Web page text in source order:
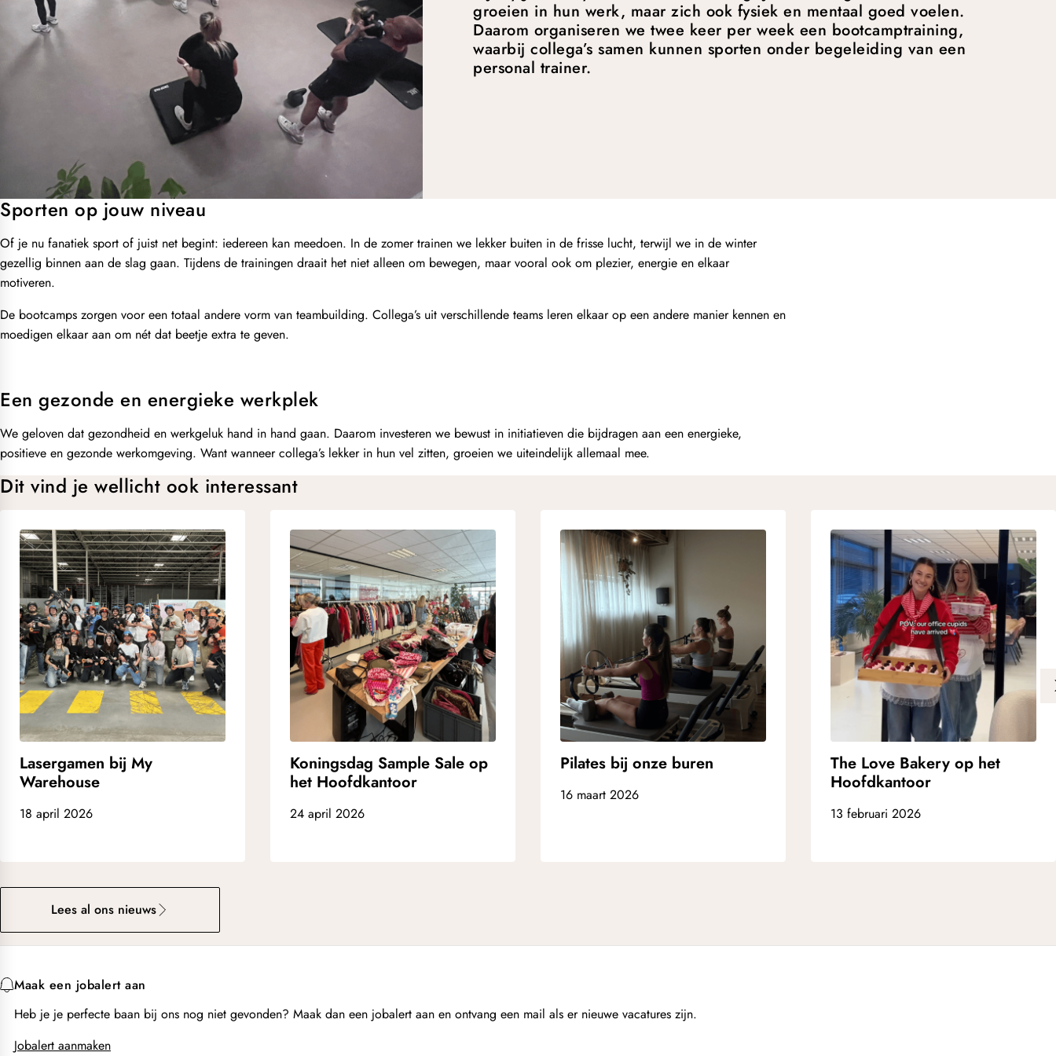
groeien in hun werk, maar zich ook fysiek en mentaal goed voelen.
Daarom organiseren we twee keer per week een bootcamptraining,
waarbij collega’s samen kunnen sporten onder begeleiding van een
personal trainer.
Sporten op jouw niveau
Of je nu fanatiek sport of juist net begint: iedereen kan meedoen. In de zomer trainen we lekker buiten in de frisse lucht, terwijl we in de winter
gezellig binnen aan de slag gaan. Tijdens de trainingen draait het niet alleen om bewegen, maar vooral ook om plezier, energie en elkaar
motiveren.
De bootcamps zorgen voor een totaal andere vorm van teambuilding. Collega’s uit verschillende teams leren elkaar op een andere manier kennen en
moedigen elkaar aan om nét dat beetje extra te geven.
Een gezonde en energieke werkplek
We geloven dat gezondheid en werkgeluk hand in hand gaan. Daarom investeren we bewust in initiatieven die bijdragen aan een energieke,
positieve en gezonde werkomgeving. Want wanneer collega’s lekker in hun vel zitten, groeien we uiteindelijk allemaal mee.
Dit vind je wellicht ook interessant
Lasergamen bij My
Warehouse
18 april 2026
Koningsdag Sample Sale op
het Hoofdkantoor
24 april 2026
Pilates bij onze buren
16 maart 2026
The Love Bakery op het
Hoofdkantoor
13 februari 2026
Lees al ons nieuws
Maak een jobalert aan
Heb je je perfecte baan bij ons nog niet gevonden? Maak dan een jobalert aan en ontvang een mail als er nieuwe vacatures zijn.
Jobalert aanmaken